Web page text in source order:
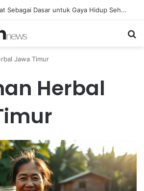
Nutrisi yang Tepat Sebagai Dasar untuk Gaya Hidup Sehat dan Berkelanjutan
Jawa Timur
Herbal